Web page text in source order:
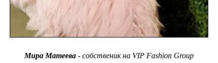
Мира Матеева - собственик на VIP Fashion Group